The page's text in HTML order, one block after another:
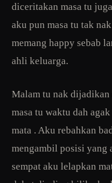
diceritakan masa tu
aku pun masa tu tak
memang happy sebab
ahli keluarga.
Malam tu nak dijadikan
masa tu waktu dah
mata . Aku rebahkan
mengambil posisi yang
sempat aku lelapkan